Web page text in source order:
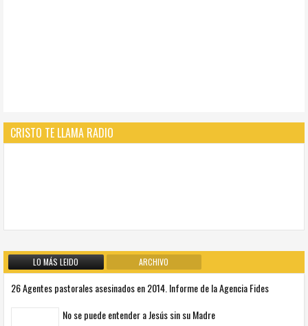
CRISTO TE LLAMA RADIO
LO MÁS LEIDO ARCHIVO
26 Agentes pastorales asesinados en 2014. Informe de la Agencia Fides
No se puede entender a Jesús sin su Madre